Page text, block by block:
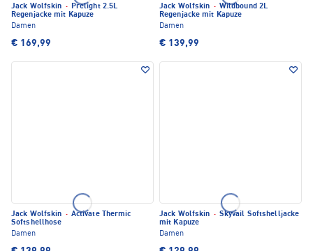
Jack Wolfskin · Prelight 2.5L
Regenjacke mit Kapuze
Damen
€ 169,99
Jack Wolfskin · Wildbound 2L
Regenjacke mit Kapuze
Damen
€ 139,99
Jack Wolfskin · Activate Thermic
Softshellhose
Damen
Jack Wolfskin · Skyvail Softshelljacke
mit Kapuze
Damen